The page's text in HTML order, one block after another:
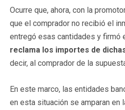
Ocurre que, ahora, con la
que el comprador no recibió el
entregó esas cantidades y firmó
reclama los importes de
decir, al comprador de la
En este marco, las entidades
en esta situación se amparan en